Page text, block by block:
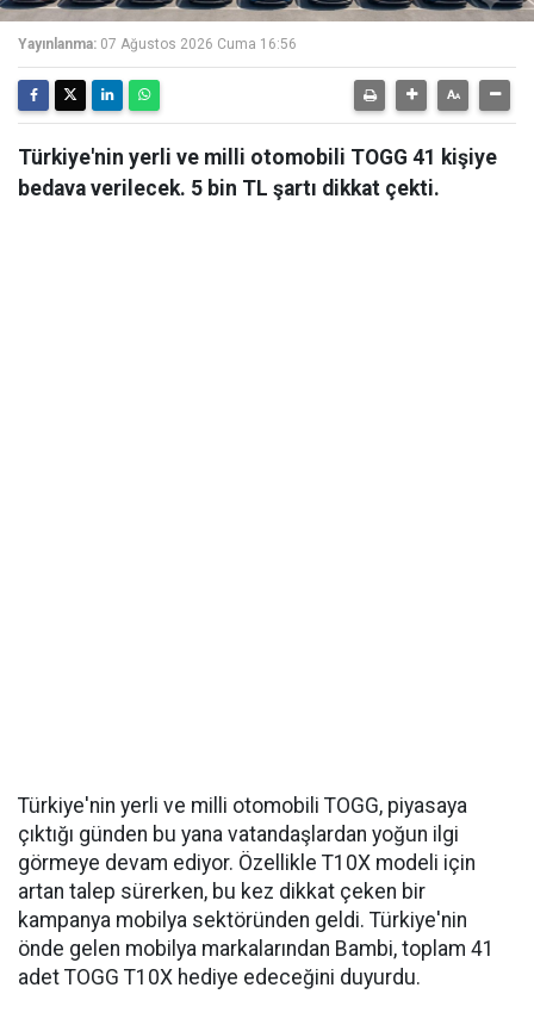
Yayınlanma: 07 Ağustos 2026 Cuma 16:56
Türkiye'nin yerli ve milli otomobili TOGG 41 kişiye
bedava verilecek. 5 bin TL şartı dikkat çekti.
Türkiye'nin yerli ve milli otomobili TOGG, piyasaya
çıktığı günden bu yana vatandaşlardan yoğun ilgi
görmeye devam ediyor. Özellikle T10X modeli için
artan talep sürerken, bu kez dikkat çeken bir
kampanya mobilya sektöründen geldi. Türkiye'nin
önde gelen mobilya markalarından Bambi, toplam 41
adet TOGG T10X hediye edeceğini duyurdu.